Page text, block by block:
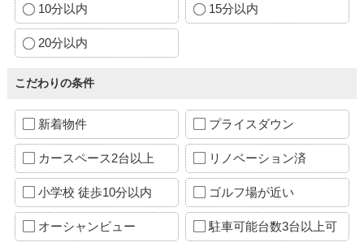
10分以内 15分以内
20分以内
こだわりの条件
新着物件 プライスダウン
カースペース2台以上 リノベーション済
小学校 徒歩10分以内 ゴルフ場が近い
オーシャンビュー 駐車可能台数3台以上可